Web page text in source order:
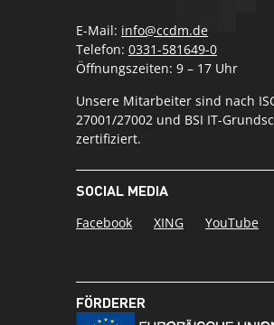
E-Mail: info@ccdm.de
Telefon: 0331-581649-0
Öffnungszeiten: 9 – 17 Uhr
Unsere Mitarbeiter sind nach
27001/27002 und BSI IT-
zertifiziert.
SOCIAL MEDIA
Facebook
XING YouTube
FÖRDERER